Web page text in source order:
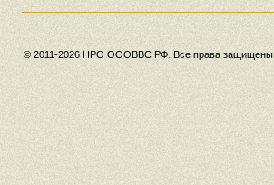
© 2011-2026 НРО ОООВВС РФ. Все права защищены